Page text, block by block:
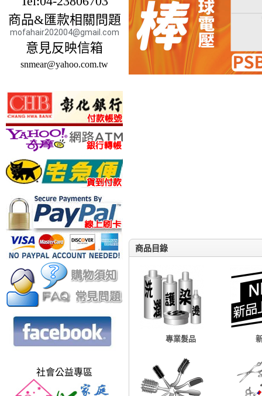
商品&匯款相關問題
mofahair202004@gmail.com
意見反映信箱
snmear@yahoo.com.tw
社會公益專區
商品目錄
專業髮品